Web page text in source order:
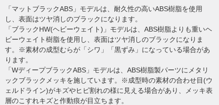
「マットブラックABS」モデルは、耐久性の高いABS樹脂を使用
し、表面はツヤ消しのブラックになります。
「ブラックHW(ヘビーウェイト)」モデルは、ABS樹脂よりも重いヘ
ビーウェイト樹脂を使用し、表面はツヤ消しのブラックになりま
す。※素材の成型むらが「シワ」「黒ずみ」になっている場合があ
ります。
「WディープブラックABS」モデルは、ABS樹脂製パーツにメタリ
ックブラックメッキを施しています。※成型時の素材の合わせ目(ウ
ェルドライン)がキズやヒビ割れの様に見える場合があり、メッキ表
層のこすれキズと作動痕が目立ちます。